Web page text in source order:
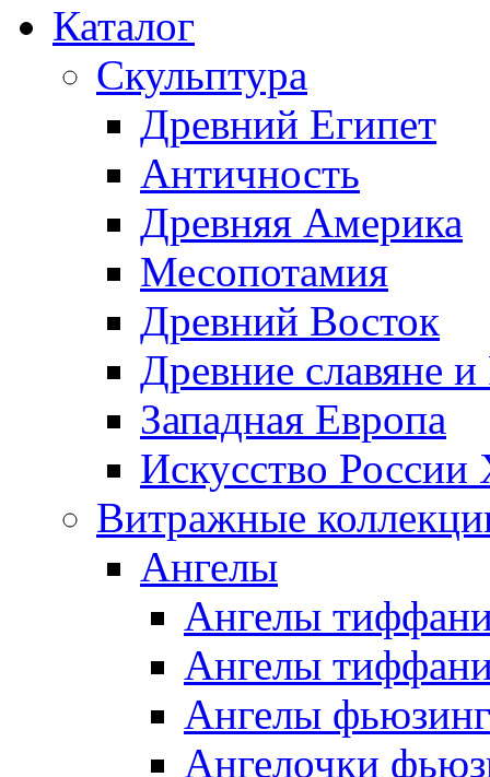
Каталог
Скульптура
Древний Египет
Античность
Древняя Америка
Месопотамия
Древний Восток
Древние славяне и
Западная Европа
Искусство
Витражные
Ангелы
Ангелы
Ангелы
Ангелы фьюзинг
Ангелочки